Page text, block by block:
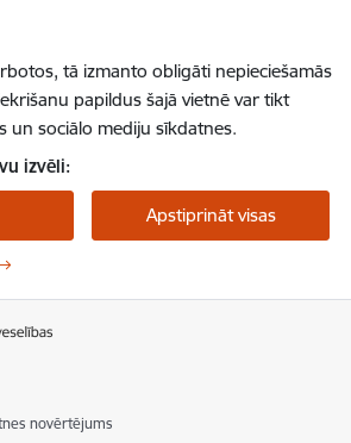
tā izmanto obligāti nepieciešamās
papildus šajā vietnē var tikt
un sociālo mediju sīkdatnes.
izvēli:
Apstiprināt visas
novērtējums